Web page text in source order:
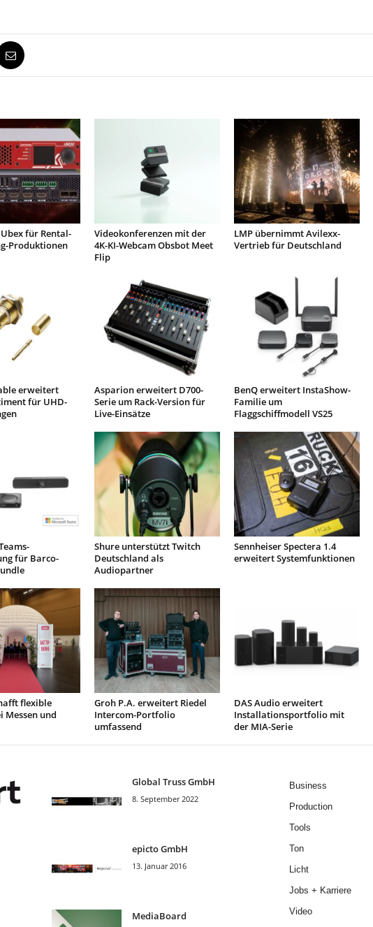
für Rental-
Produktionen
Videokonferenzen mit der
4K-KI-Webcam Obsbot Meet
Flip
LMP übernimmt Avilexx-
Vertrieb für Deutschland
erweitert
für UHD-
Asparion erweitert D700-
Serie um Rack-Version für
Live-Einsätze
BenQ erweitert InstaShow-
Familie um
Flaggschiffmodell VS25
für Barco-
Shure unterstützt Twitch
Deutschland als
Audiopartner
Sennheiser Spectera 1.4
erweitert Systemfunktionen
flexible
Messen und
Groh P.A. erweitert Riedel
Intercom-Portfolio
umfassend
DAS Audio erweitert
Installationsportfolio mit
der MIA-Serie
Global Truss GmbH
8. September 2022
epicto GmbH
13. Januar 2016
MediaBoard
Business
Production
Tools
Ton
Licht
Jobs + Karriere
Video